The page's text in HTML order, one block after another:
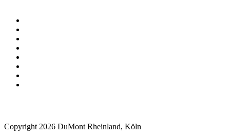
Copyright 2026 DuMont Rheinland, Köln